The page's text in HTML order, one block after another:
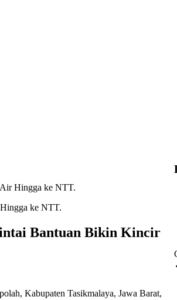
Hingga ke NTT.
Bantuan Bikin Kincir
Kabupaten Tasikmalaya, Jawa Barat,